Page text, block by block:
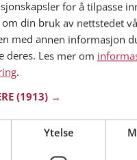
år
fotoalbum på Møteplassen?
av fotoalbum med
for å tilpasse
din bruk av nettstedet
med annen informasjon
deres. Les mer om
.
(1913) →
Ytelse